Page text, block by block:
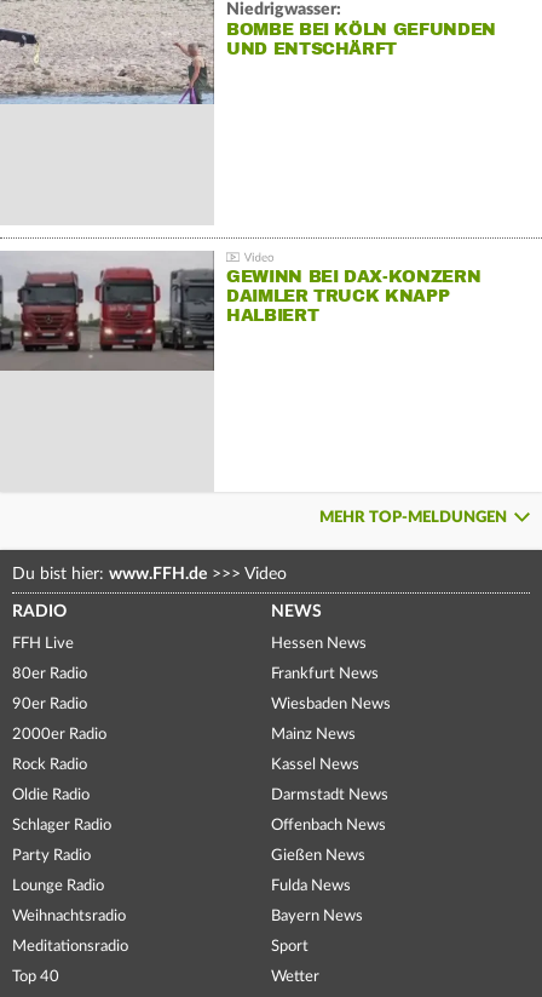
Niedrigwasser:
BOMBE BEI KÖLN GEFUNDEN
UND ENTSCHÄRFT
GEWINN BEI DAX-KONZERN
DAIMLER TRUCK KNAPP
HALBIERT
MEHR TOP-MELDUNGEN
Du bist hier: www.FFH.de >>> Video
RADIO
FFH Live
80er Radio
90er Radio
2000er Radio
Rock Radio
Oldie Radio
Schlager Radio
Party Radio
Lounge Radio
Weihnachtsradio
Meditationsradio
Top 40
NEWS
Hessen News
Frankfurt News
Wiesbaden News
Mainz News
Kassel News
Darmstadt News
Offenbach News
Gießen News
Fulda News
Bayern News
Sport
Wetter